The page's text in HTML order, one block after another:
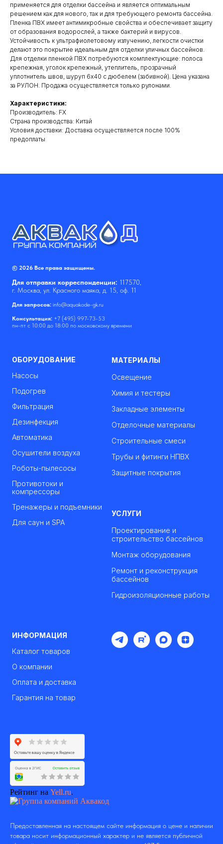
применяется для отделки бассейна и является оптимальным
решением как для нового, так и для требующего ремонта бассейна.
Пленка ПВХ имеет антимикробные свойства и обеспечивает защиту
от образования водорослей, а также бактерий и вирусов.
Устойчивость к ультрафиолетовому излучению, легкости очистки
делают это покрытие идеальным для отделки уличных бассейнов.
Для отделки пленкой ПВХ потребуются комплектующие: полоса
крепежная, уголок крепежный, утеплитель, прозрачный
уплотнитель швов, шуруп 6х40 с дюбелем (забивной). Цена указана
за РУЛОН. Продажа осуществляется только рулонами.
Характеристики:
Производитель: FX
Cтрана производства: Китай
Условия доставки: Доставка осуществляется после 100%
предоплаты
© 2026 Все права защищены.
Для отправки корреспонденции: 117570,
г. Москва, ул. Красного маяка, д. 15, оф. 11
Для запросов: info@aquakode-gk.ru
Консультация: +7 (495) 997-73-53
пн-пт с 10:00 до 18:00 по московскому времени
ОБОРУДОВАНИЕ
Насосы
Подогрев
Фильтрация
Дезинфекция
Автоматика
Осушители воздуха
Роботы-пылесосы
Противотоки и
компрессоры
Тренажеры и подъемники
Для саун и SPA
МАТЕРИАЛЫ
Освещение
Химия и тестеры
Закладные элементы
Отделочные материалы
Строительные смеси
Трубы и фитинги НПВХ
Защитные покрытия
УСЛУГИ
Проектирование и
строительство бассейнов
Монтаж оборудования
Ремонт и реконструкция
бассейнов
Гидроизоляционные работы
ИНФОРМАЦИЯ
Каталог товаров
О компании
Оплата и доставка
Гарантия на товар
Рейтинг на Yell.ru.
Предоставленная на настоящем сайте информация о цене и наличии
товара носит информационный характер и не является публичной